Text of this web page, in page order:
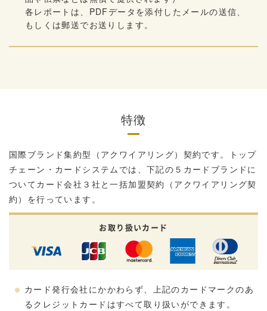
各レポートは、PDFデータを添付したメールの送信、
もしくは郵送でお送りします。
特徴
国際ブランド集約型（アクワイアリング）契約です。
トップ
チェーン・カードシステムでは、下記の５カードブランドに
ついてカード会社３社と一括加盟契約（アクワイアリング契
約）を行っています。
お取り扱いカード
カード発行会社にかかわらず、上記のカードマークのあ
るクレジットカードはすべて取り扱いができます。